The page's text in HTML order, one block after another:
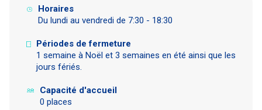
Horaires
Du lundi au vendredi de 7:30 - 18:30
Périodes de fermeture
1 semaine à Noël et 3 semaines en été ainsi que les
jours fériés.
Capacité d'accueil
0 places